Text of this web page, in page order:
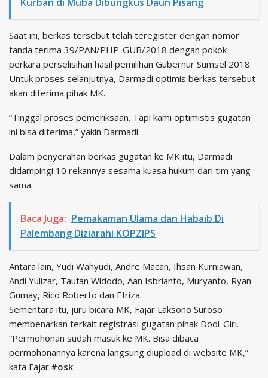
Saat ini, berkas tersebut telah teregister dengan nomor
tanda terima 39/PAN/PHP-GUB/2018 dengan pokok
perkara perselisihan hasil pemilihan Gubernur Sumsel 2018.
Untuk proses selanjutnya, Darmadi optimis berkas tersebut
akan diterima pihak MK.
“Tinggal proses pemeriksaan. Tapi kami optimistis gugatan
ini bisa diterima,” yakin Darmadi.
Dalam penyerahan berkas gugatan ke MK itu, Darmadi
didampingi 10 rekannya sesama kuasa hukum dari tim yang
sama.
Baca Juga: Pemakaman Ulama dan Habaib Di
Palembang Diziarahi KOPZIPS
Antara lain, Yudi Wahyudi, Andre Macan, Ihsan Kurniawan,
Andi Yulizar, Taufan Widodo, Aan Isbrianto, Muryanto, Ryan
Gumay, Rico Roberto dan Efriza.
Sementara itu, juru bicara MK, Fajar Laksono Suroso
membenarkan terkait registrasi gugatan pihak Dodi-Giri.
“Permohonan sudah masuk ke MK. Bisa dibaca
permohonannya karena langsung diupload di website MK,”
kata Fajar.#osk